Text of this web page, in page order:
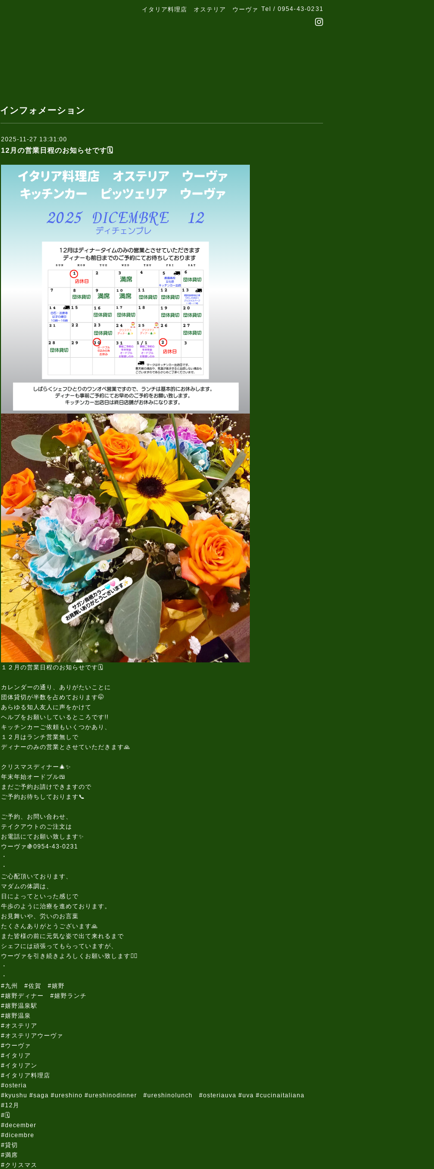
イタリア料理店 オステリア ウーヴァ Tel / 0954-43-0231
インフォメーション
2025-11-27 13:31:00
12月の営業日程のお知らせです🗓️
１２月の営業日程のお知らせです🗓️
カレンダーの通り、ありがたいことに
団体貸切が半数を占めております🤭
あらゆる知人友人に声をかけて
ヘルプをお願いしているところです!!
キッチンカーご依頼もいくつかあり、
１２月はランチ営業無しで
ディナーのみの営業とさせていただきます🙏
クリスマスディナー🎄✨
年末年始オードブル🍱
まだご予約お請けできますので
ご予約お待ちしております📞
ご予約、お問い合わせ、
テイクアウトのご注文は
お電話にてお願い致します✨
ウーヴァ🍇0954-43-0231
・
・
ご心配頂いております、
マダムの体調は、
日によってといった感じで
牛歩のように治療を進めております。
お見舞いや、労いのお言葉
たくさんありがとうございます🙏
また皆様の前に元気な姿で出て来れるまで
シェフには頑張ってもらっていますが、
ウーヴァを引き続きよろしくお願い致します🙇‍♀️
・
・
#九州 #佐賀 #嬉野
#嬉野ディナー #嬉野ランチ
#嬉野温泉駅
#嬉野温泉
#オステリア
#オステリアウーヴァ
#ウーヴァ
#イタリア
#イタリアン
#イタリア料理店
#osteria
#kyushu #saga #ureshino #ureshinodinner #ureshinolunch #osteriauva #uva #cucinaitaliana
#12月
#🗓️
#december
#dicembre
#貸切
#満席
#クリスマス